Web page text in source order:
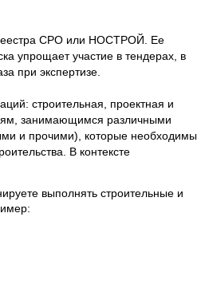
реестра СРО или НОСТРОЙ. Ее
упрощает участие в тендерах, в
при экспертизе.
строительная, проектная и
занимающимся различными
и прочими), которые необходимы
В контексте
выполнять строительные и